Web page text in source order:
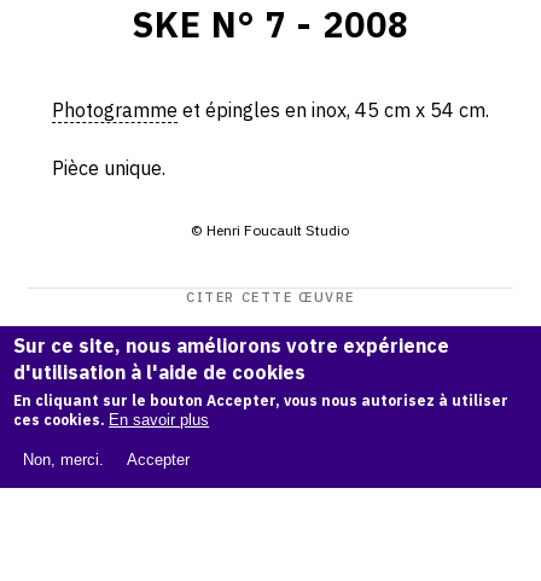
SKE N° 7 - 2008
Photogramme et épingles en inox, 45 cm x 54 cm.
Pièce unique.
© Henri Foucault Studio
CITER CETTE ŒUVRE
Henri Foucault,SKE n° 7 - 2008.
Catalogue raisonné Henri Foucault
, OAM.
7g
Sur ce site, nous améliorons votre expérience
d'utilisation à l'aide de cookies
En cliquant sur le bouton Accepter, vous nous autorisez à utiliser
ces cookies. En savoir plus
Non, merci. Accepter